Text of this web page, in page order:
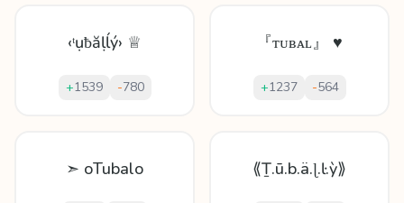
‹ᵗụƀăḷĺý› ♕
+1539 -780
『ᴛᴜʙᴀʟ』 ♥
+1237 -564
➣ oTubalo ⟪Ṯ.ū.b.ä.ɭ.ŀ.ỳ⟫